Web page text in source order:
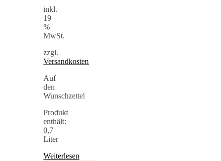
inkl.
19
%
MwSt.
zzgl.
Versandkosten
Auf
den
Wunschzettel
Produkt
enthält:
0,7
Liter
Weiterlesen